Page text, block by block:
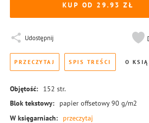
KUP OD 29.93
Udostępnij
PRZECZYTAJ SPIS TREŚCI O
Objętość: 152 str.
Blok tekstowy:
papier offsetowy 90 g/m2
W księgarniach:
przeczytaj